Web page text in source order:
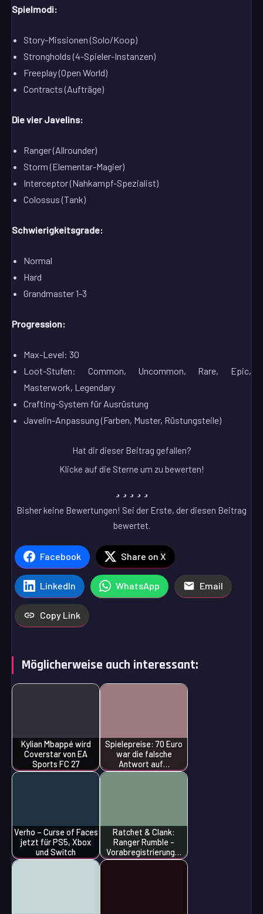
Spielmodi:
Story-Missionen (Solo/Koop)
Strongholds (4-Spieler-Instanzen)
Freeplay (Open World)
Contracts (Aufträge)
Die vier Javelins:
Ranger (Allrounder)
Storm (Elementar-Magier)
Interceptor (Nahkampf-Spezialist)
Colossus (Tank)
Schwierigkeitsgrade:
Normal
Hard
Grandmaster 1-3
Progression:
Max-Level: 30
Loot-Stufen: Common, Uncommon, Rare, Epic,
Masterwork, Legendary
Crafting-System für Ausrüstung
Javelin-Anpassung (Farben, Muster, Rüstungsteile)
Hat dir dieser Beitrag gefallen?
Klicke auf die Sterne um zu bewerten!
Bisher keine Bewertungen! Sei der Erste, der diesen Beitrag
bewertet.
Facebook Share on X
LinkedIn WhatsApp Email
Copy Link
Möglicherweise auch interessant:
Kylian Mbappé wird
Coverstar von EA
Sports FC 27
Spielepreise: 70 Euro
war die falsche
Antwort auf…
Verho – Curse of Faces
jetzt für PS5, Xbox
und Switch
Ratchet & Clank:
Ranger Rumble -
Vorabregistrierung…